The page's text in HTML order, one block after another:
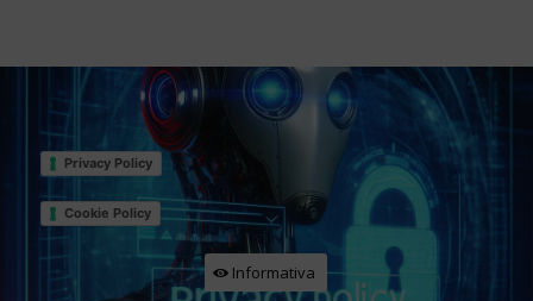
Privacy Policy
Cookie Policy
Informativa